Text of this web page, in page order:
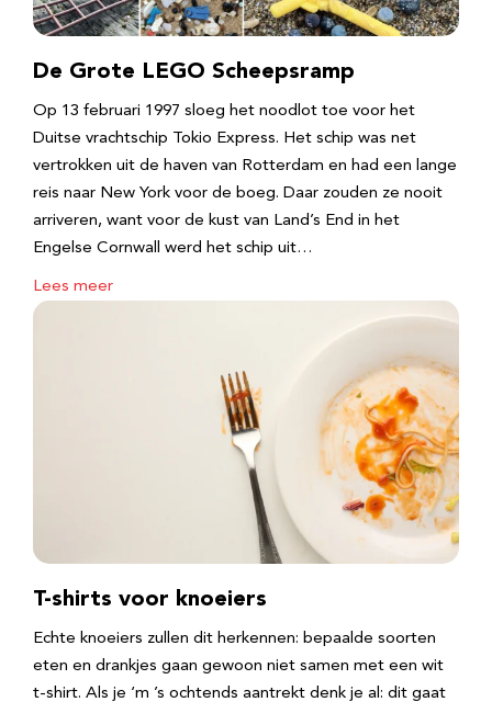
De Grote LEGO Scheepsramp
Op 13 februari 1997 sloeg het noodlot toe voor het
Duitse vrachtschip Tokio Express. Het schip was net
vertrokken uit de haven van Rotterdam en had een lange
reis naar New York voor de boeg. Daar zouden ze nooit
arriveren, want voor de kust van Land’s End in het
Engelse Cornwall werd het schip uit…
Lees meer
T-shirts voor knoeiers
Echte knoeiers zullen dit herkennen: bepaalde soorten
eten en drankjes gaan gewoon niet samen met een wit
t-shirt. Als je ‘m ’s ochtends aantrekt denk je al: dit gaat